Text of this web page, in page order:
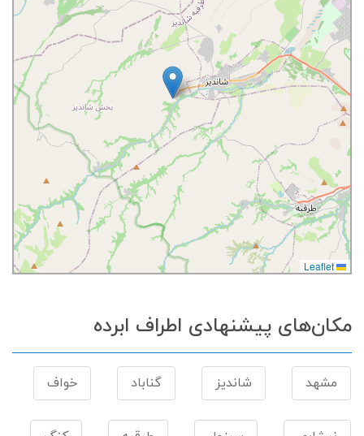
مکان‌های پیشنهادی اطراف ابرده
مشهد شاندیز گناباد خواف